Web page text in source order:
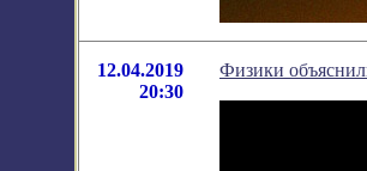
12.04.2019
20:30
Физики